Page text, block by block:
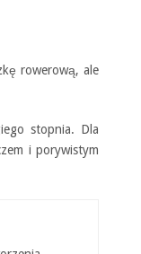
rowerową, ale
stopnia. Dla
i porywistym